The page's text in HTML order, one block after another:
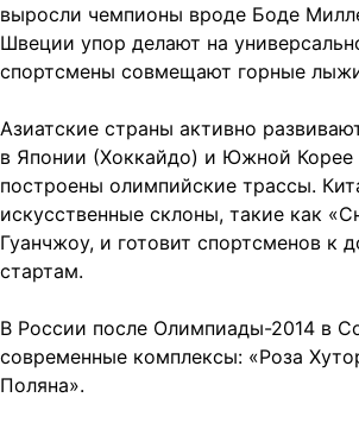
выросли чемпионы вроде Боде
Швеции упор делают на
спортсмены совмещают горные
Азиатские страны активно
в Японии (Хоккайдо) и Южной Корее
построены олимпийские трассы.
искусственные склоны, такие как
Гуанчжоу, и готовит спортсменов к
стартам.
В России после Олимпиады-2014 в
современные комплексы: «Роза
Поляна».